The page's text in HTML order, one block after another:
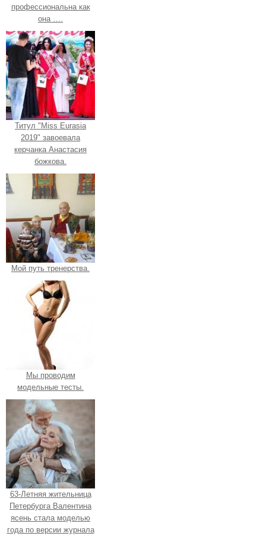
профессиональна как
она ….
Титул "Miss Eurasia
2019" завоевала
керчанка Анастасия
божкова.
Мой путь тренерства.
Мы проводим
модельные тесты.
63-Летняя жительница
Петербурга Валентина
ясень стала моделью
года по версии журнала